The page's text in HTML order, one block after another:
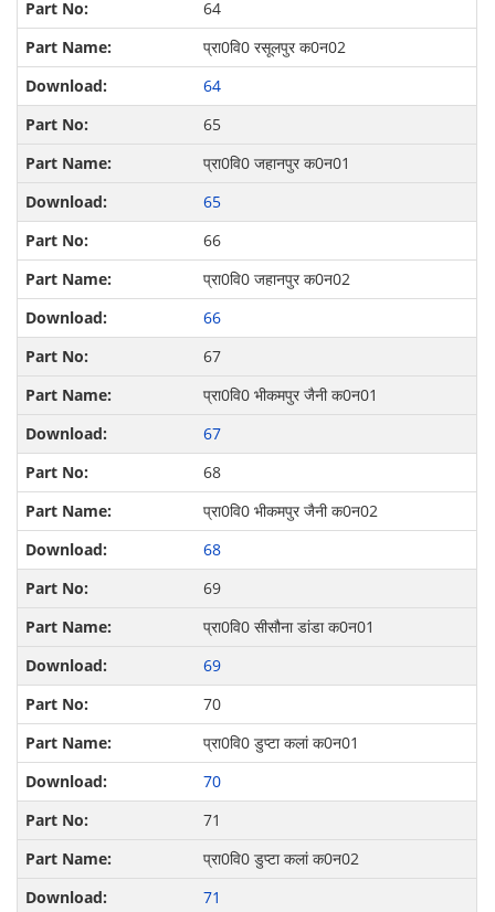
64
प्रा0वि0 रसूलपुर क0न02
64
65
प्रा0वि0 जहानपुर क0न01
65
66
प्रा0वि0 जहानपुर क0न02
66
67
प्रा0वि0 भीकमपुर जैनी क0न01
67
68
प्रा0वि0 भीकमपुर जैनी क0न02
68
69
प्रा0वि0 सीसौना डांडा क0न01
69
70
प्रा0वि0 डुप्‍टा कलां क0न01
70
71
प्रा0वि0 डुप्‍टा कलां क0न02
71